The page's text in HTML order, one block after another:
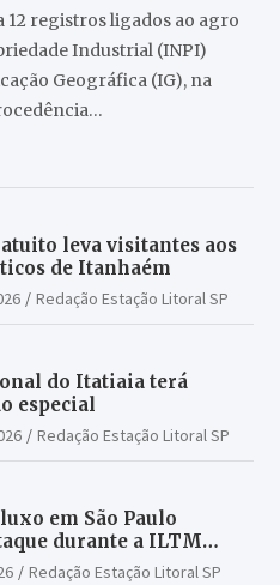
12 registros ligados ao agro
Industrial (INPI)
Geográfica (IG), na
leva visitantes aos
de Itanhaém
Redação Estação Litoral SP
do Itatiaia terá
especial
Redação Estação Litoral SP
em São Paulo
durante a ILTM
2026
Redação Estação Litoral SP